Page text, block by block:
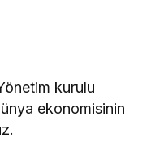
kurulu
ekonomisinin